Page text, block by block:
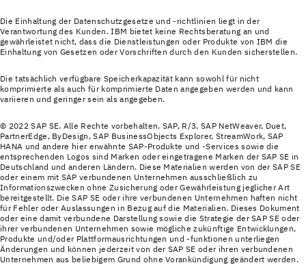
Die Einhaltung der Datenschutzgesetze und -richtlinien liegt in der
Verantwortung des Kunden. IBM bietet keine Rechtsberatung an und
gewährleistet nicht, dass die Dienstleistungen oder Produkte von IBM die
Einhaltung von Gesetzen oder Vorschriften durch den Kunden sicherstellen.
Die tatsächlich verfügbare Speicherkapazität kann sowohl für nicht
komprimierte als auch für komprimierte Daten angegeben werden und kann
variieren und geringer sein als angegeben.
© 2022 SAP SE. Alle Rechte vorbehalten. SAP, R/3, SAP NetWeaver, Duet,
PartnerEdge, ByDesign, SAP BusinessObjects Explorer, StreamWork, SAP
HANA und andere hier erwähnte SAP-Produkte und -Services sowie die
entsprechenden Logos sind Marken oder eingetragene Marken der SAP SE in
Deutschland und anderen Ländern. Diese Materialien werden von der SAP SE
oder einem mit SAP verbundenen Unternehmen ausschließlich zu
Informationszwecken ohne Zusicherung oder Gewährleistung jeglicher Art
bereitgestellt. Die SAP SE oder ihre verbundenen Unternehmen haften nicht
für Fehler oder Auslassungen in Bezug auf die Materialien. Dieses Dokument
oder eine damit verbundene Darstellung sowie die Strategie der SAP SE oder
ihrer verbundenen Unternehmen sowie mögliche zukünftige Entwicklungen,
Produkte und/oder Plattformausrichtungen und -funktionen unterliegen
Änderungen und können jederzeit von der SAP SE oder ihren verbundenen
Unternehmen aus beliebigem Grund ohne Vorankündigung geändert werden.